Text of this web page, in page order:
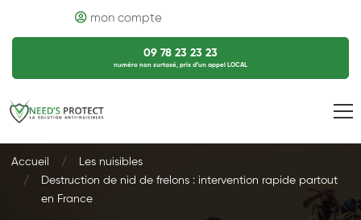
mon compte
09 78 23 23 23
numéro non surtaxé, prix d’un appel LOCAL
Accueil
Les nuisibles
Destruction de nid de frelons : intervention rapide partout
en France